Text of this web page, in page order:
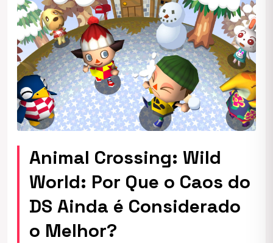
Animal Crossing: Wild
World: Por Que o Caos do
DS Ainda é Considerado
o Melhor?